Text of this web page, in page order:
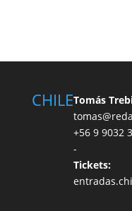
CHILETomás
+56 9 9032
-
Tickets: